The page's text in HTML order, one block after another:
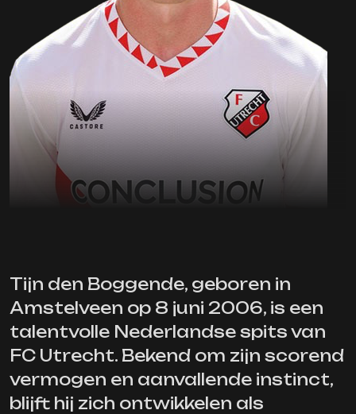
Tijn den Boggende, geboren in
Amstelveen op 8 juni 2006, is een
talentvolle Nederlandse spits van
FC Utrecht. Bekend om zijn scorend
vermogen en aanvallende instinct,
blijft hij zich ontwikkelen als